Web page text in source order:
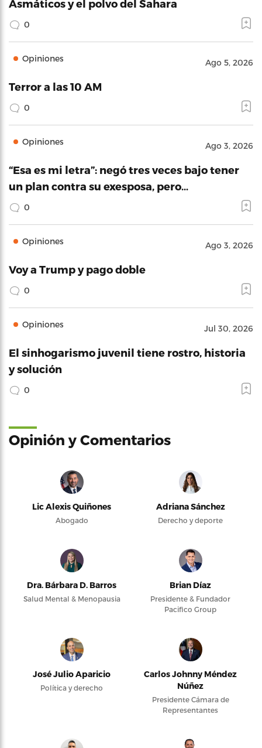
Asmáticos y el polvo del Sahara
0
Opiniones Ago 5, 2026
Terror a las 10 AM
0
Opiniones Ago 3, 2026
“Esa es mi letra”: negó tres veces bajo tener
un plan contra su exesposa, pero…
0
Opiniones Ago 3, 2026
Voy a Trump y pago doble
0
Opiniones Jul 30, 2026
El sinhogarismo juvenil tiene rostro, historia
y solución
0
Opinión y Comentarios
Lic Alexis Quiñones
Abogado
Adriana Sánchez
Derecho y deporte
Dra. Bárbara D. Barros
Salud Mental & Menopausia
Brian Díaz
Presidente & Fundador
Pacifico Group
José Julio Aparicio
Política y derecho
Carlos Johnny Méndez
Núñez
Presidente Cámara de
Representantes